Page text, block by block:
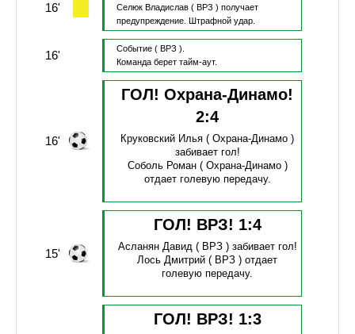
16'
Селюк Владислав( ВРЗ ) получает
предупреждение.
Штрафной удар.
16' Событие ( ВРЗ ).
Команда берет тайм-аут.
16'
ГОЛ! Охрана-Динамо!
2:4
Круковский Илья ( Охрана-Динамо )
забивает гол!
Соболь Роман( Охрана-Динамо )
отдает голевую передачу.
15'
ГОЛ! ВРЗ! 1:4
Асланян Давид( ВРЗ ) забивает гол!
Лось Дмитрий ( ВРЗ )отдает
голевую передачу.
ГОЛ! ВРЗ! 1:3